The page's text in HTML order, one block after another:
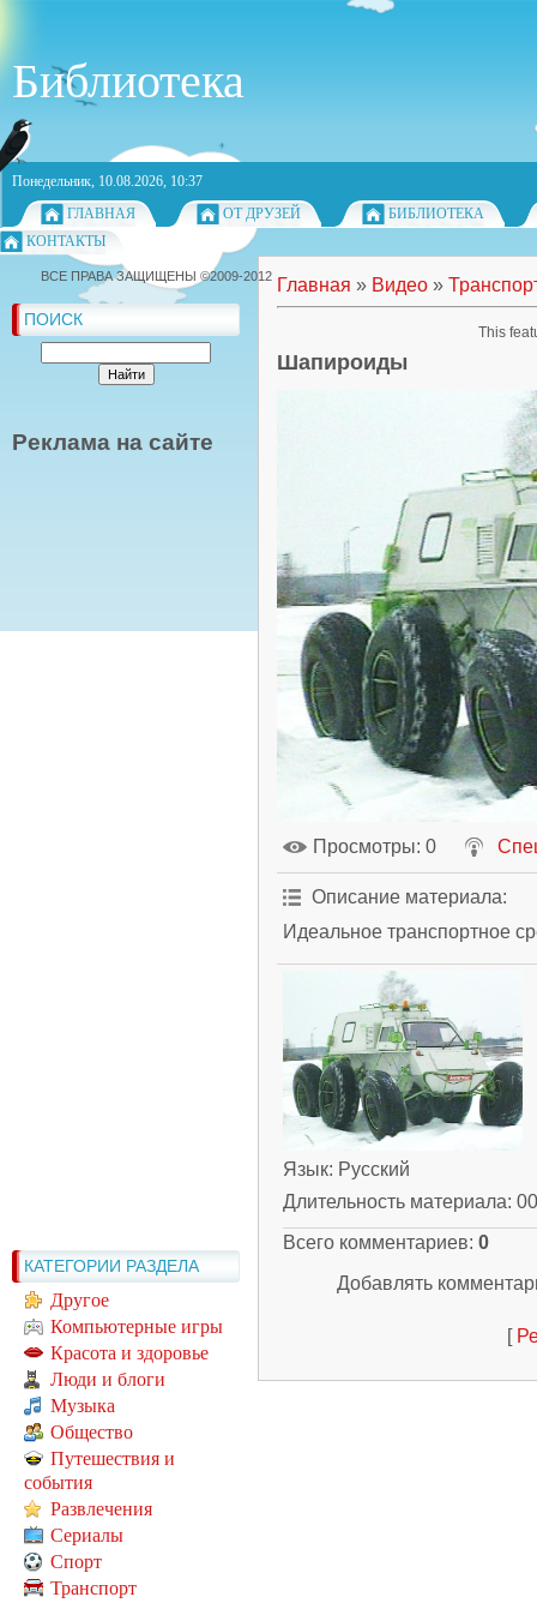
Библиотека
Понедельник, 10.08.2026, 10:37
ГЛАВНАЯ
ОТ ДРУЗЕЙ
БИБЛИОТЕКА
КОНТАКТЫ
ПОИСК
Реклама на сайте
КАТЕГОРИИ РАЗДЕЛА
Другое
Компьютерные игры
Красота и здоровье
Люди и блоги
Музыка
Общество
Путешествия и
события
Развлечения
Сериалы
Спорт
Транспорт
Главная » Видео »
Шапироиды
Просмотры: 0
Описание материала:
Идеальное транспортное
Язык: Русский
Длительность материала:
Всего комментариев: 0
Добавлять
[
ВСЕ ПРАВА ЗАЩИЩЕНЫ ©2009-2012
This